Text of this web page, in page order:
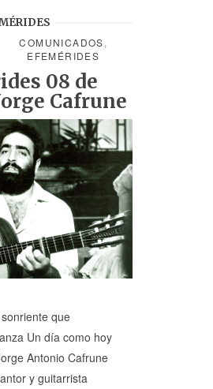
COMUNICADOS,
EFEMÉRIDES
08 de
Cafrune
que
Un día como hoy
Antonio Cafrune
y guitarrista